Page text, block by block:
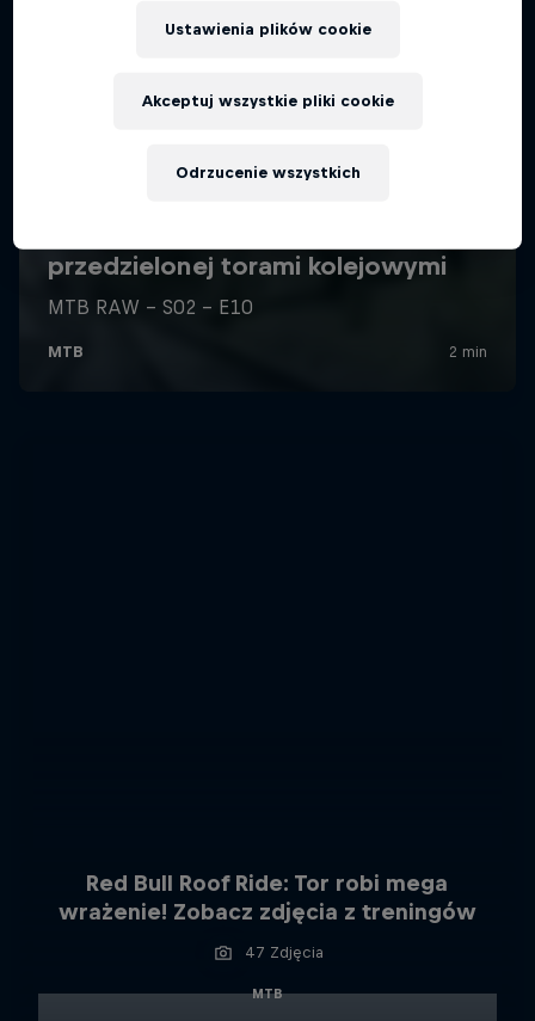
Red Bull Roof Ride: Tor robi mega
wrażenie! Zobacz zdjęcia z treningów
47 Zdjęcia
MTB
Ustawienia plików cookie
Odrzucenie wszystkich
Akceptuj wszystkie pliki cookie